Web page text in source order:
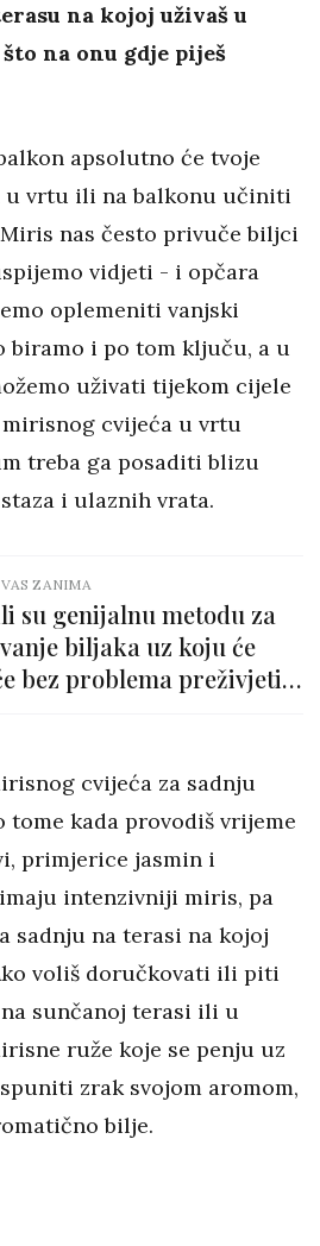
na kojoj uživaš u
što na onu gdje piješ
apsolutno će tvoje
u vrtu ili na balkonu učiniti
nas često privuče biljci
vidjeti - i opčara
oplemeniti vanjski
biramo i po tom ključu, a u
uživati tijekom cijele
cvijeća u vrtu
treba ga posaditi blizu
i ulaznih vrata.
ZANIMA
su genijalnu metodu za
biljaka uz koju će
bez problema preživjeti
cvijeća za sadnju
kada provodiš vrijeme
primjerice jasmin i
intenzivniji miris, pa
sadnju na terasi na kojoj
voliš doručkovati ili piti
sunčanoj terasi ili u
ruže koje se penju uz
zrak svojom aromom,
bilje.